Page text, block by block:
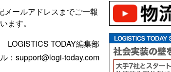
ールアドレスまでご一報
ます。
LOGISTICS TODAY編集部
：support@logi-today.com